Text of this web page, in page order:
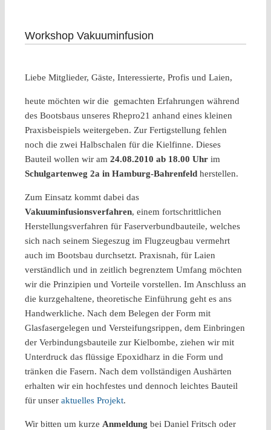
Workshop Vakuuminfusion
Liebe Mitglieder, Gäste, Interessierte, Profis und Laien,
heute möchten wir die gemachten Erfahrungen während
des Bootsbaus unseres Rhepro21 anhand eines kleinen
Praxisbeispiels weitergeben. Zur Fertigstellung fehlen
noch die zwei Halbschalen für die Kielfinne. Dieses
Bauteil wollen wir am 24.08.2010 ab 18.00 Uhrim
Schulgartenweg 2a in Hamburg-Bahrenfeldherstellen.
Zum Einsatz kommt dabei das
Vakuuminfusionsverfahren, einem fortschrittlichen
Herstellungsverfahren für Faserverbundbauteile, welches
sich nach seinem Siegeszug im Flugzeugbau vermehrt
auch im Bootsbau durchsetzt. Praxisnah, für Laien
verständlich und in zeitlich begrenztem Umfang möchten
wir die Prinzipien und Vorteile vorstellen. Im Anschluss an
die kurzgehaltene, theoretische Einführung geht es ans
Handwerkliche. Nach dem Belegen der Form mit
Glasfasergelegen und Versteifungsrippen, dem Einbringen
der Verbindungsbauteile zur Kielbombe, ziehen wir mit
Unterdruck das flüssige Epoxidharz in die Form und
tränken die Fasern. Nach dem vollständigen Aushärten
erhalten wir ein hochfestes und dennoch leichtes Bauteil
für unser aktuelles Projekt.
Wir bitten um kurze Anmeldung bei Daniel Fritsch oder